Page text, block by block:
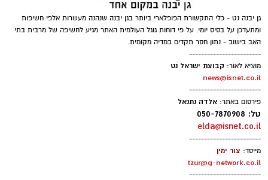
גן יבנה נט - כלי התקשורת הפופלארי ביותר בגן יבנה שנהנה מעשרות אלפי חשיפות
ומתעדכן על בסיס יומי. על פי דוחות גוגל העולמית האתר מגיע לחשיפה של מרבית בתי
האב בישוב - נתון חסר תקדים במדיה מקומית.
------------------------
מוציא לאור: קבוצת ישראל נט
news@isnet.co.il
------------------------
פירסום באתר: אלדה נתנאל
טל: 050-7870908
elda@isnet.co.il
------------------------
מייסד: צור ימין
tzur@g-network.co.il
------------------------